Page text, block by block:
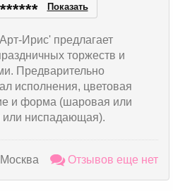
***** Показать
Ирис' предлагает
торжеств и
Предварительно
исполнения, цветовая
и форма (шаровая или
или ниспадающая).
Москва Отзывов еще нет